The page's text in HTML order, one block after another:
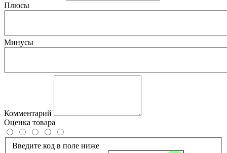
Плюсы
Минусы
Комментарий
Оценка товара
Введите код в поле ниже